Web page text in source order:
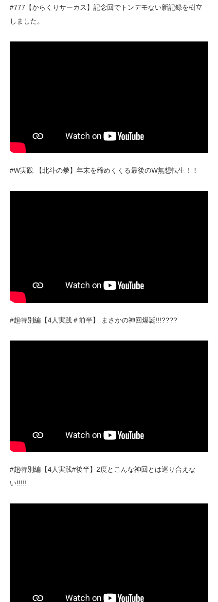
#777【からくりサーカス】記念回でトンデモない新記録を樹立
しました。
#W実践 【北斗の拳】年末を締めくくる最後のW無想転生！！
#超特別編【4人実践＃前半】 まさかの神回爆誕!!!????
#超特別編【4人実践#後半】2度とこんな神回とは巡り合えな
い!!!!!